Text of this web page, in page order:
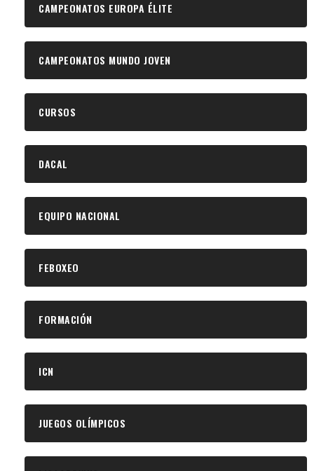
CAMPEONATOS EUROPA ÉLITE
CAMPEONATOS MUNDO JOVEN
CURSOS
DACAL
EQUIPO NACIONAL
FEBOXEO
FORMACIÓN
ICN
JUEGOS OLÍMPICOS